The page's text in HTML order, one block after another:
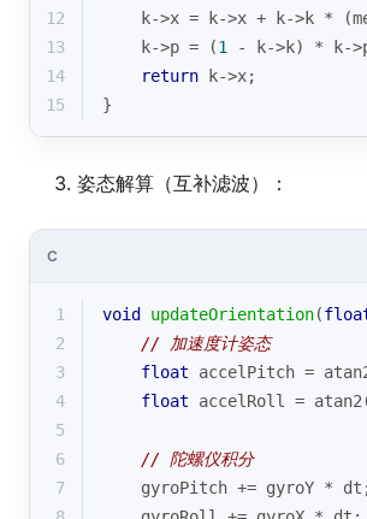
12
k->x = k->x + k->k *
13
    k->p = (
1
- k->k) * k-
14
return k->x;
15
}
姿态解算（互补滤波）：
C
1 void updateOrientation(
2
// 加速度计姿态
3
float accelPitch =
4
float accelRoll = atan2
5
6
// 陀螺仪积分
7
gyroPitch += gyroY *